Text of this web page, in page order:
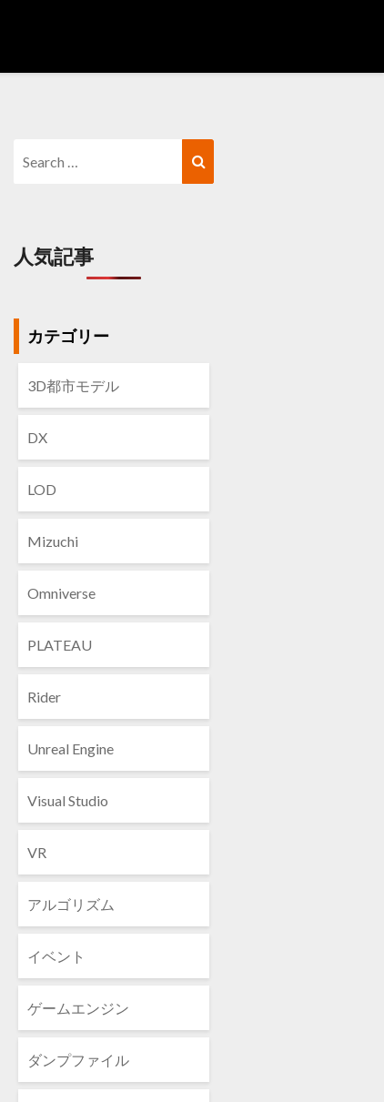
人気記事
カテゴリー
3D都市モデル
DX
LOD
Mizuchi
Omniverse
PLATEAU
Rider
Unreal Engine
Visual Studio
VR
アルゴリズム
イベント
ゲームエンジン
ダンプファイル